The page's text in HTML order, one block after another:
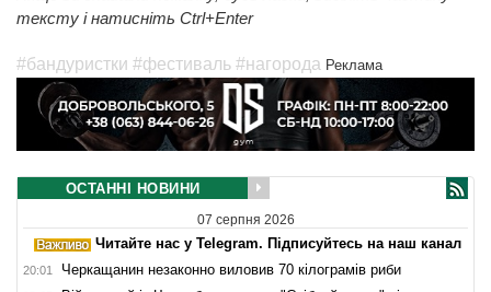
тексту і натисніть Ctrl+Enter
#бандуристки #фестиваль #нагорода Реклама
ОСТАННІ НОВИНИ
07 серпня 2026
Читайте нас у Telegram. Підписуйтесь на наш канал
20:01 Черкащанин незаконно виловив 70 кілограмів риби